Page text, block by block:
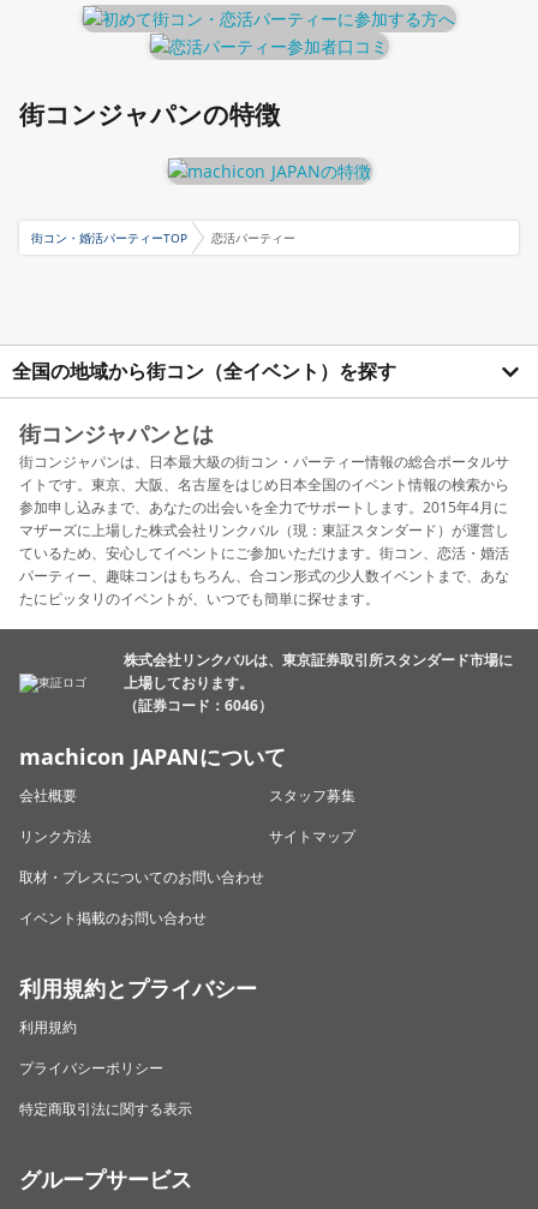
街コンジャパンの特徴
街コン・婚活パーティーTOP 恋活パーティー
全国の地域から街コン（全イベント）を探す
街コンジャパンとは
街コンジャパンは、日本最大級の街コン・パーティー情報の総合ポータルサ
イトです。東京、大阪、名古屋をはじめ日本全国のイベント情報の検索から
参加申し込みまで、あなたの出会いを全力でサポートします。2015年4月に
マザーズに上場した株式会社リンクバル（現：東証スタンダード）が運営し
ているため、安心してイベントにご参加いただけます。街コン、恋活・婚活
パーティー、趣味コンはもちろん、合コン形式の少人数イベントまで、あな
たにピッタリのイベントが、いつでも簡単に探せます。
株式会社リンクバルは、東京証券取引所スタンダード市場に
上場しております。
（証券コード：6046）
machicon JAPANについて
会社概要
スタッフ募集
リンク方法
サイトマップ
取材・プレスについてのお問い合わせ
イベント掲載のお問い合わせ
利用規約とプライバシー
利用規約
プライバシーポリシー
特定商取引法に関する表示
グループサービス